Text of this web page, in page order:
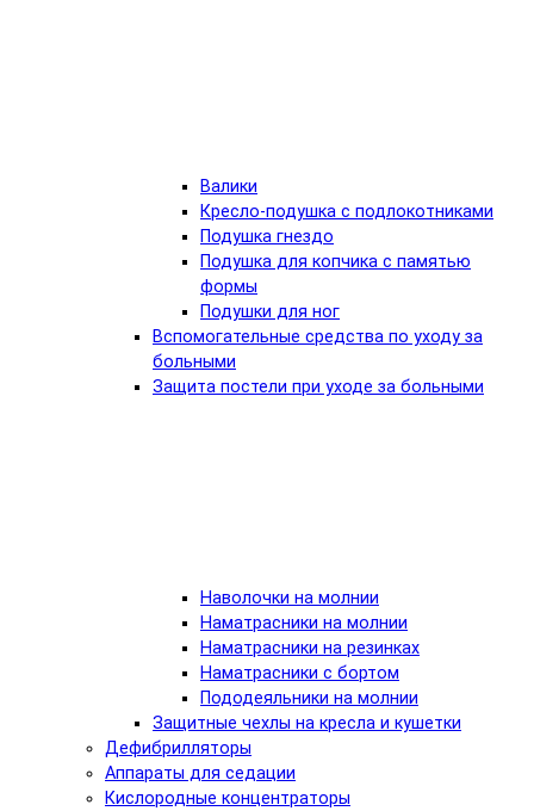
Валики
Кресло-подушка с подлокотниками
Подушка гнездо
Подушка для копчика с памятью
формы
Подушки для ног
Вспомогательные средства по уходу за
больными
Защита постели при уходе за больными
Наволочки на молнии
Наматрасники на молнии
Наматрасники на резинках
Наматрасники с бортом
Пододеяльники на молнии
Защитные чехлы на кресла и кушетки
Дефибрилляторы
Аппараты для седации
Кислородные концентраторы